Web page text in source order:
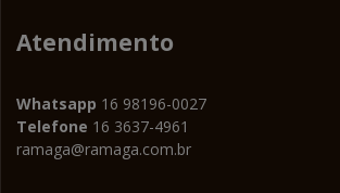
Atendimento
Whatsapp 16 98196-0027
Telefone 16 3637-4961
ramaga@ramaga.com.br